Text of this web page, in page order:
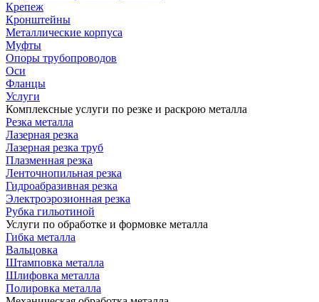
Крепеж
Кронштейны
Металлические корпуса
Муфты
Опоры трубопроводов
Оси
Фланцы
Услуги
Комплексные услуги по резке и раскрою металла
Резка металла
Лазерная резка
Лазерная резка труб
Плазменная резка
Ленточнопильная резка
Гидроабразивная резка
Электроэрозионная резка
Рубка гильотиной
Услуги по обработке и формовке металла
Гибка металла
Вальцовка
Штамповка металла
Шлифовка металла
Полировка металла